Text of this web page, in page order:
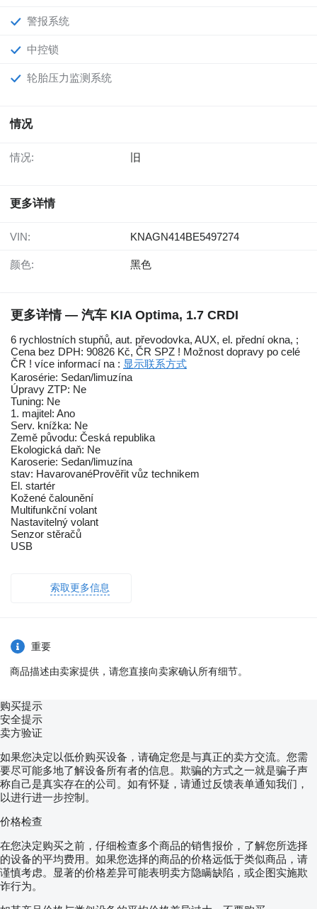
警报系统
中控锁
轮胎压力监测系统
情况
情况: 旧
更多详情
VIN: KNAGN414BE5497274
颜色: 黑色
更多详情 — 汽车 KIA Optima, 1.7 CRDI
6 rychlostních stupňů, aut. převodovka, AUX, el. přední okna, ;
Cena bez DPH: 90826 Kč, ČR SPZ ! Možnost dopravy po celé
ČR ! více informací na : 显示联系方式
Karosérie: Sedan/limuzína
Úpravy ZTP: Ne
Tuning: Ne
1. majitel: Ano
Serv. knížka: Ne
Země původu: Česká republika
Ekologická daň: Ne
Karoserie: Sedan/limuzína
stav: HavarovanéPrověřit vůz technikem
El. startér
Kožené čalounění
Multifunkční volant
Nastavitelný volant
Senzor stěračů
USB
索取更多信息
重要
商品描述由卖家提供，请您直接向卖家确认所有细节。
购买提示
安全提示
卖方验证
如果您决定以低价购买设备，请确定您是与真正的卖方交流。您需
要尽可能多地了解设备所有者的信息。欺骗的方式之一就是骗子声
称自己是真实存在的公司。如有怀疑，请通过反馈表单通知我们，
以进行进一步控制。
价格检查
在您决定购买之前，仔细检查多个商品的销售报价，了解您所选择
的设备的平均费用。如果您选择的商品的价格远低于类似商品，请
谨慎考虑。显著的价格差异可能表明卖方隐瞒缺陷，或企图实施欺
诈行为。